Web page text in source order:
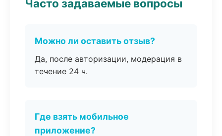
Часто задаваемые вопросы
Можно ли оставить отзыв?
Да, после авторизации, модерация в
течение 24 ч.
Где взять мобильное
приложение?